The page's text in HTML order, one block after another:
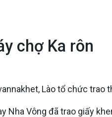
chợ Ka rôn
Lào tổ chức
Vông đã trao giấy